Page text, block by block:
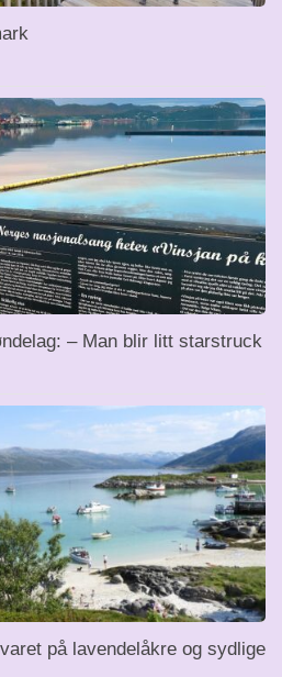
– Man blir litt starstruck
på lavendelåkre og sydlige